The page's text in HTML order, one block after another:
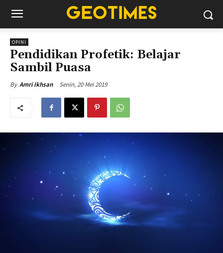
OPINI
Pendidikan Profetik: Belajar
Sambil Puasa
By Amri Ikhsan Senin, 20 Mei 2019